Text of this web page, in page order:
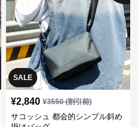
SALE
¥2,840 ¥3550(割引前)
サコッシュ 都会的シンプル斜め